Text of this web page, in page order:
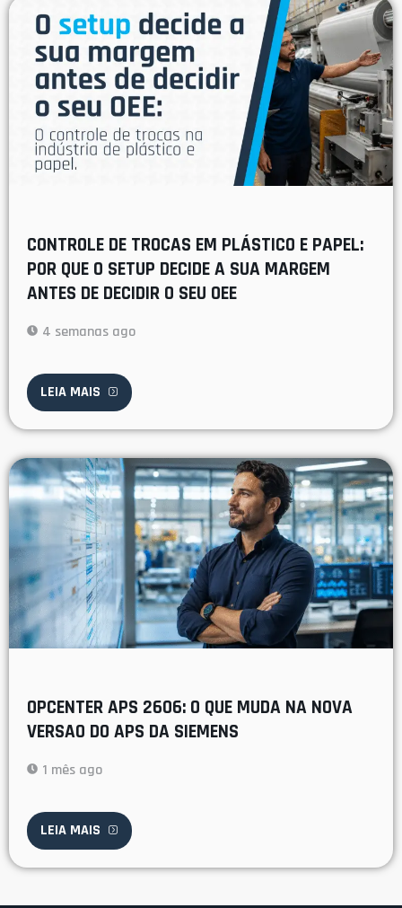
CONTROLE DE TROCAS EM PLÁSTICO E PAPEL:
POR QUE O SETUP DECIDE A SUA MARGEM
ANTES DE DECIDIR O SEU OEE
4 semanas ago
LEIA MAIS
OPCENTER APS 2606: O QUE MUDA NA NOVA
VERSAO DO APS DA SIEMENS
1 mês ago
LEIA MAIS